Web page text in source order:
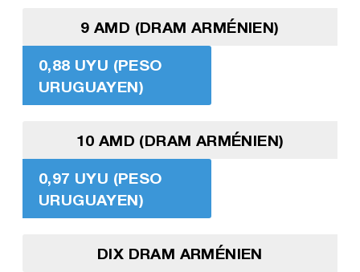
9 AMD (DRAM ARMÉNIEN)
0,88 UYU (PESO
URUGUAYEN)
10 AMD (DRAM ARMÉNIEN)
0,97 UYU (PESO
URUGUAYEN)
DIX DRAM ARMÉNIEN